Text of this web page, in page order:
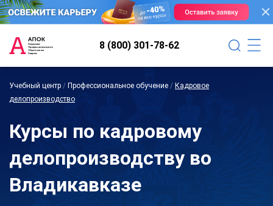
8 (800) 301-78-62
Учебный центр / Профессиональное обучение / Кадровое
делопроизводство
Курсы по кадровому
делопроизводству во
Владикавказе